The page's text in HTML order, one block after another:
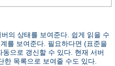
의 상태를 보여준다. 쉽게 읽을 수
를 보여준다. 필요하다면 (표준을
으로 갱신할 수 있다. 현재 서버
한 목록으로 보여줄 수도 있다.